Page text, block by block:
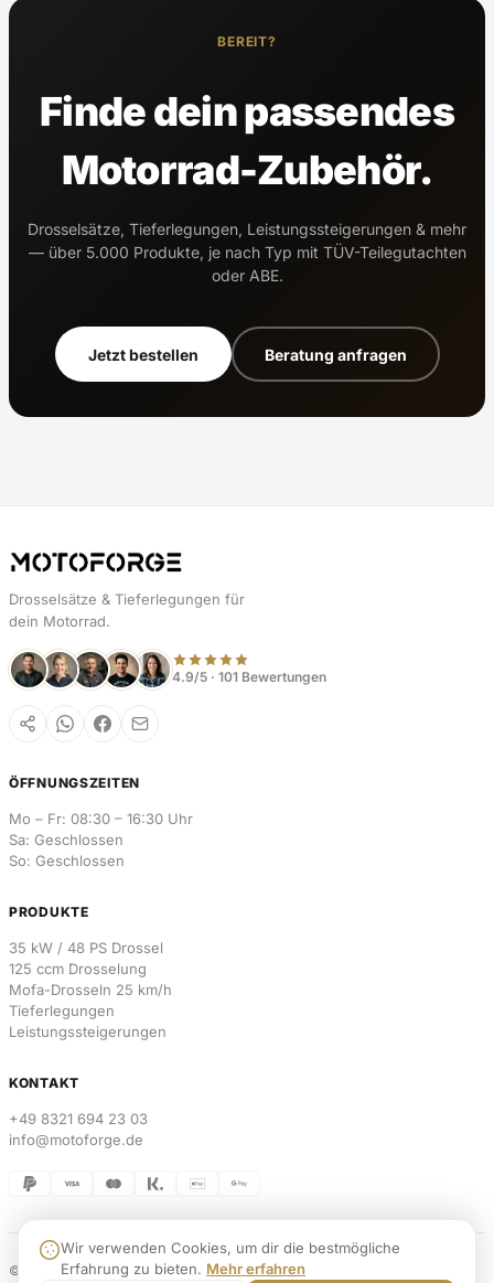
BEREIT?
Finde dein passendes
Motorrad-Zubehör.
Drosselsätze, Tieferlegungen, Leistungssteigerungen & mehr
— über 5.000 Produkte, je nach Typ mit TÜV-Teilegutachten
oder ABE.
Jetzt bestellen Beratung anfragen
Drosselsätze & Tieferlegungen für
dein Motorrad.
4.9/5 · 101 Bewertungen
ÖFFNUNGSZEITEN
Mo – Fr: 08:30 – 16:30 Uhr
Sa: Geschlossen
So: Geschlossen
PRODUKTE
35 kW / 48 PS Drossel
125 ccm Drosselung
Mofa-Drosseln 25 km/h
Tieferlegungen
Leistungssteigerungen
KONTAKT
+49 8321 694 23 03
info@motoforge.de
© 2026 MotoForge. Alle Rechte vorbehalten.
Wir verwenden Cookies, um dir die bestmögliche
Erfahrung zu bieten. Mehr erfahren